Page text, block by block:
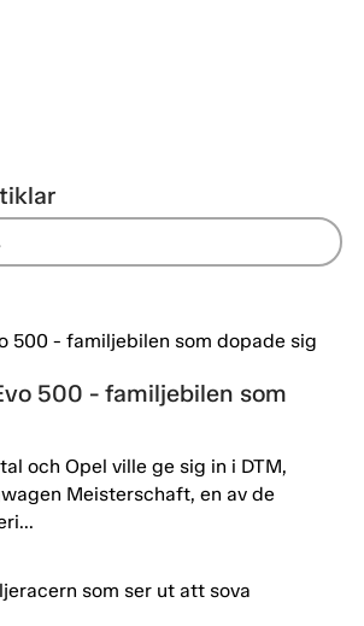
500 - familjebilen som
och Opel ville ge sig in i DTM,
Meisterschaft, en av de